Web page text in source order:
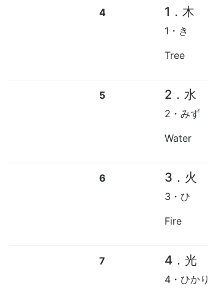
4 1．木
1・き
Tree
5 2．水
2・みず
Water
6 3．火
3・ひ
Fire
7 4．光
4・ひかり